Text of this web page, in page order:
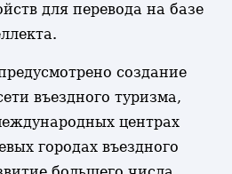
для перевода на базе
создание
въездного туризма,
центрах
городах въездного